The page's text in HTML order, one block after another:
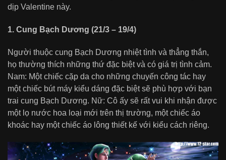
dịp Valentine này.
1. Cung Bạch Dương (21/3 – 19/4)
Người thuộc cung Bạch Dương nhiệt tình và thẳng thắn,
họ thường thích những thứ đặc biệt và có giá trị tình cảm.
Nam: Một chiếc cặp da cho những chuyến công tác hay
một chiếc bút máy kiểu dáng đặc biệt sẽ phù hợp với bạn
trai cung Bạch Dương. Nữ: Cô ấy sẽ rất vui khi nhận được
một lọ nước hoa loại mới trên thị trường, một chiếc áo
khoác hay một chiếc áo lông thiết kế với kiểu cách riêng.